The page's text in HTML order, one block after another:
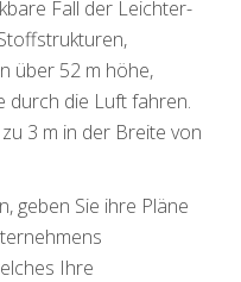
Fall der Leichter-
über 52 m höhe,
durch die Luft fahren.
3 m in der Breite von
geben Sie ihre Pläne
Ihre